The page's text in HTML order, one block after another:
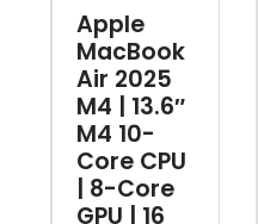
Apple
MacBook
Air 2025
M4 | 13.6″
M4 10-
Core CPU
| 8-Core
GPU | 16